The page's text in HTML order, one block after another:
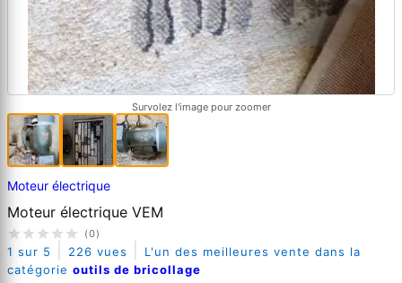
Survolez l'image pour zoomer
Moteur électrique
Moteur électrique VEM
(0)
1 sur 5 226 vues
L'un des meilleures vente dans la
catégorie outils de bricollage